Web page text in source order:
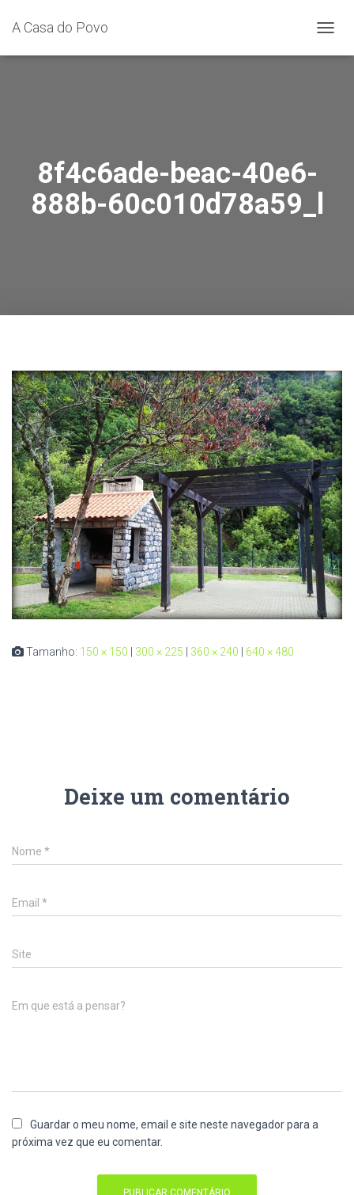
A Casa do Povo
L
8f4c6ade-beac-40e6-
888b-60c010d78a59_l
Tamanho: 150 × 150 | 300 × 225 | 360 × 240 | 640 × 480
Deixe um comentário
Nome *
Email *
Site
Em que está a pensar?
Guardar o meu nome, email e site neste navegador para a
próxima vez que eu comentar.